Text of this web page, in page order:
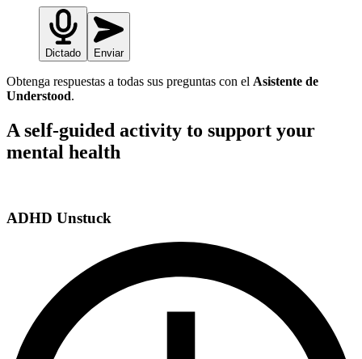
Dictado Enviar
Obtenga respuestas a todas sus preguntas con el Asistente de
Understood.
A self-guided activity to support your
mental health
ADHD Unstuck